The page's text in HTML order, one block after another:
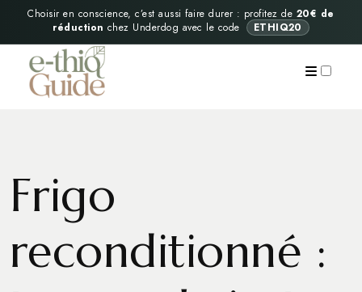
Choisir en conscience, c’est aussi faire durer : profitez de 20€ de
réduction chez Underdog avec le code ETHIQ20
Frigo
reconditionné :